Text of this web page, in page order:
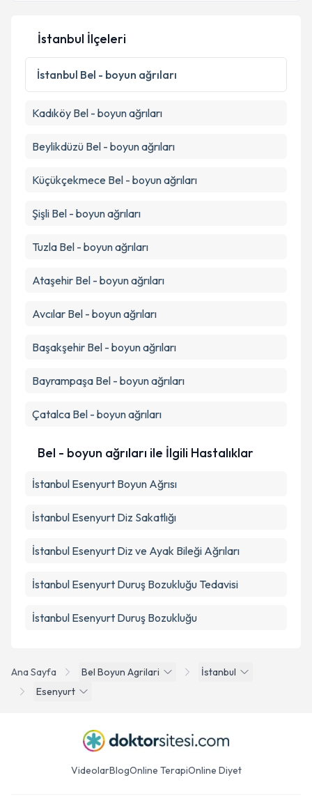
Kişisel verilerimin işlenmesine ilişkinAydınlatma
Metni
'ni okudum ve kişisel verilerimin belirtilen
kapsamda işlenmesini kabul ediyorum.
Ana Sayfa Bel Boyun Agrilari
İstanbul
Esenyurt
İstanbul İlçeleri
İstanbul Bel - boyun ağrıları
Kadıköy Bel - boyun ağrıları
Beylikdüzü Bel - boyun ağrıları
Küçükçekmece Bel - boyun ağrıları
Şişli Bel - boyun ağrıları
Tuzla Bel - boyun ağrıları
Ataşehir Bel - boyun ağrıları
Avcılar Bel - boyun ağrıları
Başakşehir Bel - boyun ağrıları
Bayrampaşa Bel - boyun ağrıları
Çatalca Bel - boyun ağrıları
Bel - boyun ağrıları ile İlgili Hastalıklar
İstanbul Esenyurt Boyun Ağrısı
İstanbul Esenyurt Diz Sakatlığı
İstanbul Esenyurt Diz ve Ayak Bileği Ağrıları
İstanbul Esenyurt Duruş Bozukluğu Tedavisi
İstanbul Esenyurt Duruş Bozukluğu
VideolarBlogOnline TerapiOnline Diyet